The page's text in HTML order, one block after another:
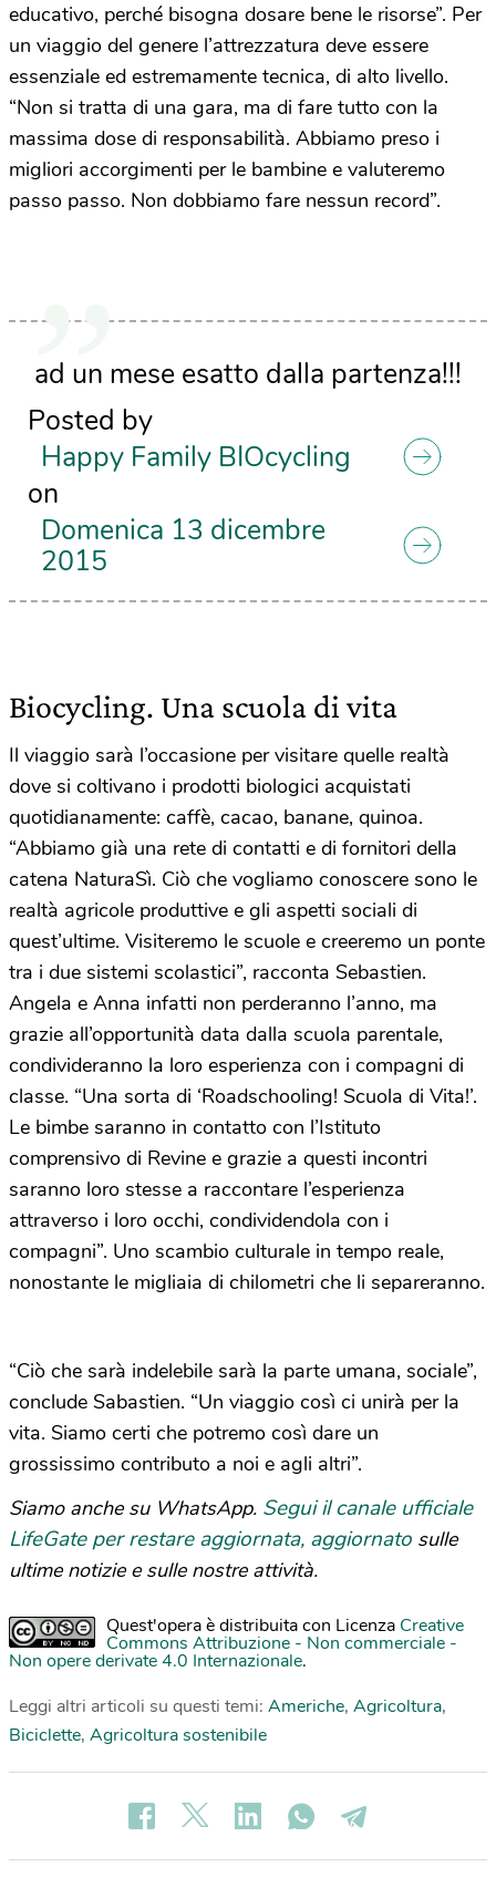
educativo, perché bisogna dosare bene le risorse”. Per
un viaggio del genere l’attrezzatura deve essere
essenziale ed estremamente tecnica, di alto livello.
“Non si tratta di una gara, ma di fare tutto con la
massima dose di responsabilità. Abbiamo preso i
migliori accorgimenti per le bambine e valuteremo
passo passo. Non dobbiamo fare nessun record”.
ad un mese esatto dalla partenza!!!
Posted by
Happy Family BIOcycling
on
Domenica 13 dicembre
2015
Biocycling. Una scuola di vita
Il viaggio sarà l’occasione per visitare quelle realtà
dove si coltivano i prodotti biologici acquistati
quotidianamente: caffè, cacao, banane, quinoa.
“Abbiamo già una rete di contatti e di fornitori della
catena NaturaSì. Ciò che vogliamo conoscere sono le
realtà agricole produttive e gli aspetti sociali di
quest’ultime. Visiteremo le scuole e creeremo un ponte
tra i due sistemi scolastici”, racconta Sebastien.
Angela e Anna infatti non perderanno l’anno, ma
grazie all’opportunità data dalla scuola parentale,
condivideranno la loro esperienza con i compagni di
classe. “Una sorta di ‘Roadschooling! Scuola di Vita!’.
Le bimbe saranno in contatto con l’Istituto
comprensivo di Revine e grazie a questi incontri
saranno loro stesse a raccontare l’esperienza
attraverso i loro occhi, condividendola con i
compagni”. Uno scambio culturale in tempo reale,
nonostante le migliaia di chilometri che li separeranno.
“Ciò che sarà indelebile sarà la parte umana, sociale”,
conclude Sabastien. “Un viaggio così ci unirà per la
vita. Siamo certi che potremo così dare un
grossissimo contributo a noi e agli altri”.
Siamo anche su WhatsApp. Segui il canale ufficiale
LifeGate per restare aggiornata, aggiornato sulle
ultime notizie e sulle nostre attività.
Quest'opera è distribuita con Licenza Creative
Commons Attribuzione - Non commerciale -
Non opere derivate 4.0 Internazionale.
Leggi altri articoli su questi temi: Americhe, Agricoltura,
Biciclette, Agricoltura sostenibile